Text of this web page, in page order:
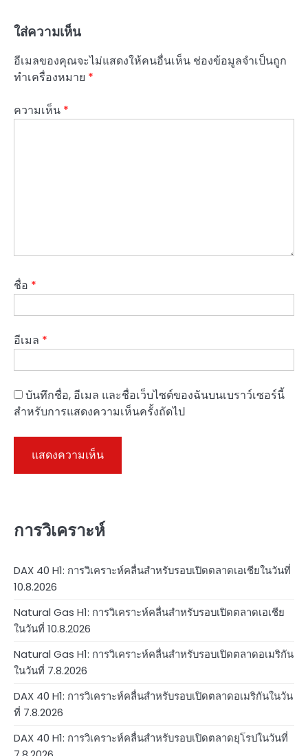
ใส่ความเห็น
อีเมลของคุณจะไม่แสดงให้คนอื่นเห็น ช่องข้อมูลจำเป็นถูก
ทำเครื่องหมาย *
ความเห็น *
ชื่อ *
อีเมล *
บันทึกชื่อ, อีเมล และชื่อเว็บไซต์ของฉันบนเบราว์เซอร์นี้
สำหรับการแสดงความเห็นครั้งถัดไป
การวิเคราะห์
DAX 40 H1: การวิเคราะห์คลื่นสำหรับรอบเปิดตลาดเอเชียในวันที่
10.8.2026
Natural Gas H1: การวิเคราะห์คลื่นสำหรับรอบเปิดตลาดเอเชีย
ในวันที่ 10.8.2026
Natural Gas H1: การวิเคราะห์คลื่นสำหรับรอบเปิดตลาดอเมริกัน
ในวันที่ 7.8.2026
DAX 40 H1: การวิเคราะห์คลื่นสำหรับรอบเปิดตลาดอเมริกันในวัน
ที่ 7.8.2026
DAX 40 H1: การวิเคราะห์คลื่นสำหรับรอบเปิดตลาดยุโรปในวันที่